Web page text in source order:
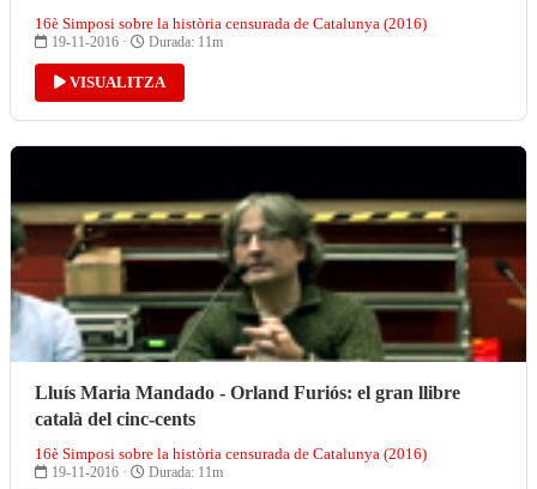
16è Simposi sobre la història censurada de Catalunya (2016)
19-11-2016 · Durada: 11m
VISUALITZA
Lluís Maria Mandado - Orland Furiós: el gran llibre
català del cinc-cents
16è Simposi sobre la història censurada de Catalunya (2016)
19-11-2016 · Durada: 11m